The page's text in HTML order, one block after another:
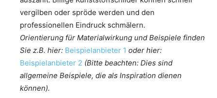
vergilben oder spröde werden und den
professionellen Eindruck schmälern.
Orientierung für Materialwirkung und Beispiele finden
Sie z.B. hier: Beispielanbieter 1 oder hier:
Beispielanbieter 2 (Bitte beachten: Dies sind
allgemeine Beispiele, die als Inspiration dienen
können).